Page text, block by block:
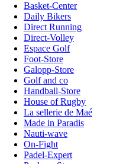
Basket-Center
Daily Bikers
Direct Running
Direct-Volley
Espace Golf
Foot-Store
Galopp-Store
Golf and co
Handball-Store
House of Rugby
La sellerie de Maé
Made in Paradis
Nauti-wave
On-Fight
Padel-Expert